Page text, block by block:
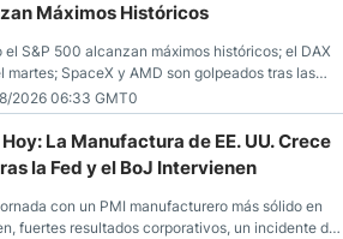
Máximos Históricos
S&P 500 alcanzan máximos históricos; el DAX
martes; SpaceX y AMD son golpeados tras las
crudo cae por debajo de los $80 con nuevas
continúa intentando estabilizarse frente al
a medida que las tasas caen en EE. UU.
2026 06:33 GMT0
La Manufactura de EE. UU. Crece
la Fed y el BoJ Intervienen
con un PMI manufacturero más sólido en
fuertes resultados corporativos, un incidente de